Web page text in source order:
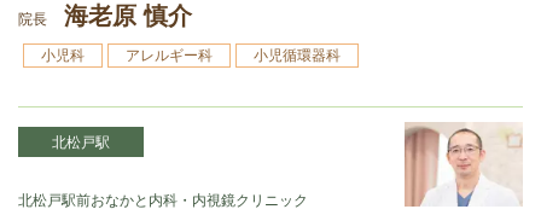
院長
海老原 慎介
小児科 アレルギー科 小児循環器科
北松戸駅
北松戸駅前おなかと内科・内視鏡クリニック